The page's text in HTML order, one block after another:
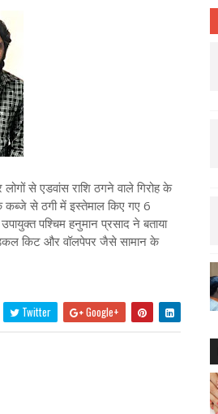
से एडवांस राशि ठगने वाले गिरोह के
कब्जे से ठगी में इस्तेमाल किए गए 6
पश्चिम हनुमान प्रसाद ने बताया
किट और वॉलपेपर जैसे सामान के
Twitter Google+